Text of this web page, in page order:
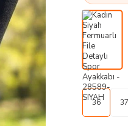
36 37